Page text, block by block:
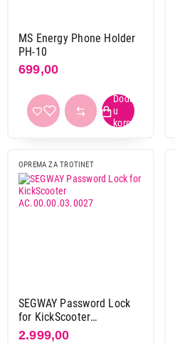
MS Energy Phone Holder
PH-10
699,00
OPREMA ZA TROTINET
SEGWAY Password Lock
for KickScooter
AC.00.00.03.0027
2.999,00